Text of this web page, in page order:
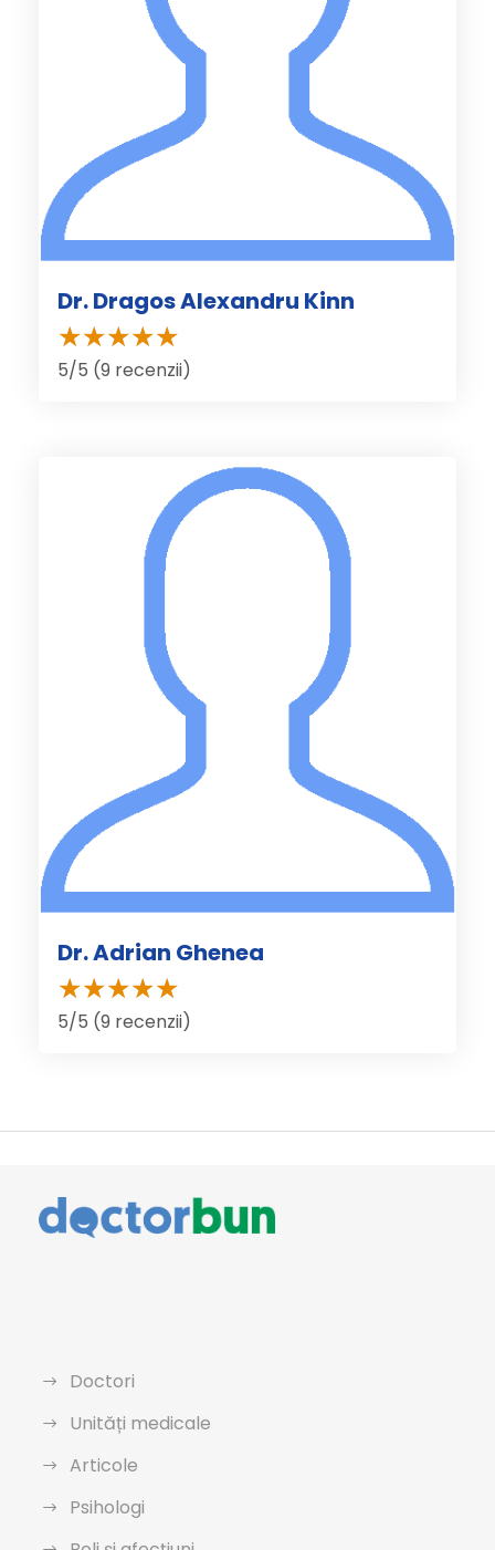
Dr. Dragos Alexandru Kinn
5/5 (9 recenzii)
Dr. Adrian Ghenea
5/5 (9 recenzii)
Doctori
Unități medicale
Articole
Psihologi